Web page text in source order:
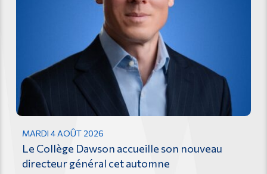
MARDI 4 AOÛT 2026
Le Collège Dawson accueille son nouveau
directeur général cet automne